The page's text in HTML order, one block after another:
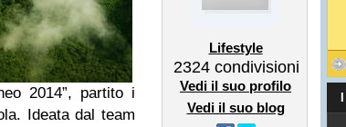
2014”, partito i
Ideata dal team
Lifestyle
2324 condivisioni
Vedi il suo profilo
Vedi il suo blog